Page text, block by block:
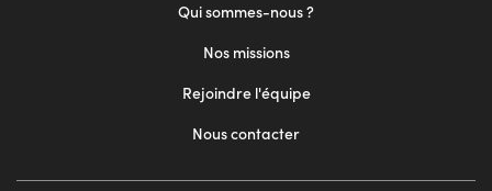
Qui sommes-nous ?
Nos missions
Rejoindre l'équipe
Nous contacter